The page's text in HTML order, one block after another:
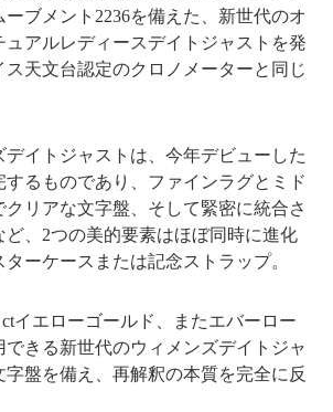
ーブメント2236を備えた、新世代のオ
ュアルレディースデイトジャストを発
天文台認定のクロノメーターと同じ
デイトジャストは、今年デビューした
するものであり、ファインラグとミド
クリアな文字盤、そして緊密に統合さ
ど、2つの美的要素はほぼ同時に進化
ーケースまたは記念ストラップ。
イエローゴールド、またエバーロー
できる新世代のウィメンズデイトジャ
字盤を備え、再解釈の本質を完全に反